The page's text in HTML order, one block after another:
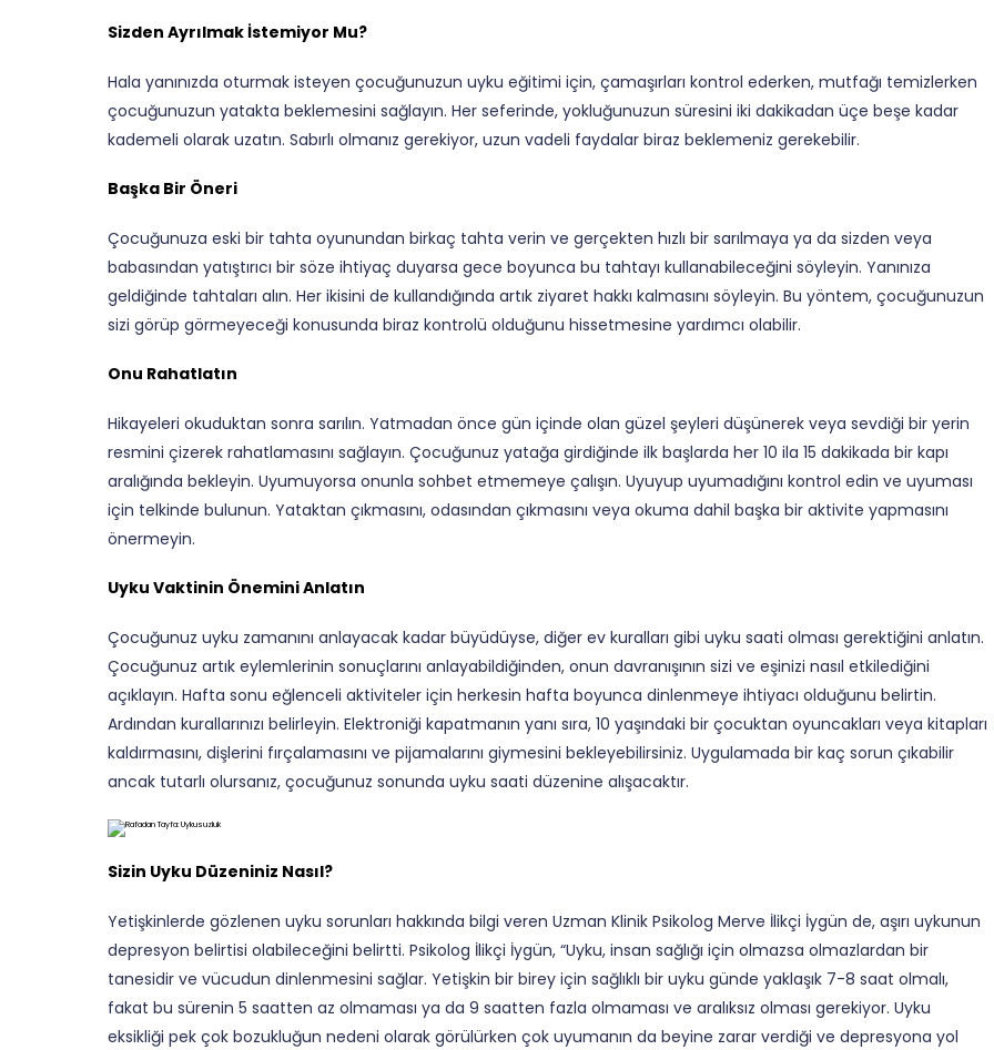
Sizden Ayrılmak İstemiyor Mu?
Hala yanınızda oturmak isteyen çocuğunuzun uyku eğitimi için, çamaşırları kontrol ederken, mutfağı temizlerken
çocuğunuzun yatakta beklemesini sağlayın. Her seferinde, yokluğunuzun süresini iki dakikadan üçe beşe kadar
kademeli olarak uzatın. Sabırlı olmanız gerekiyor, uzun vadeli faydalar biraz beklemeniz gerekebilir.
Başka Bir Öneri
Çocuğunuza eski bir tahta oyunundan birkaç tahta verin ve gerçekten hızlı bir sarılmaya ya da sizden veya
babasından yatıştırıcı bir söze ihtiyaç duyarsa gece boyunca bu tahtayı kullanabileceğini söyleyin. Yanınıza
geldiğinde tahtaları alın. Her ikisini de kullandığında artık ziyaret hakkı kalmasını söyleyin. Bu yöntem, çocuğunuzun
sizi görüp görmeyeceği konusunda biraz kontrolü olduğunu hissetmesine yardımcı olabilir.
Onu Rahatlatın
Hikayeleri okuduktan sonra sarılın. Yatmadan önce gün içinde olan güzel şeyleri düşünerek veya sevdiği bir yerin
resmini çizerek rahatlamasını sağlayın. Çocuğunuz yatağa girdiğinde ilk başlarda her 10 ila 15 dakikada bir kapı
aralığında bekleyin. Uyumuyorsa onunla sohbet etmemeye çalışın. Uyuyup uyumadığını kontrol edin ve uyuması
için telkinde bulunun. Yataktan çıkmasını, odasından çıkmasını veya okuma dahil başka bir aktivite yapmasını
önermeyin.
Uyku Vaktinin Önemini Anlatın
Çocuğunuz uyku zamanını anlayacak kadar büyüdüyse, diğer ev kuralları gibi uyku saati olması gerektiğini anlatın.
Çocuğunuz artık eylemlerinin sonuçlarını anlayabildiğinden, onun davranışının sizi ve eşinizi nasıl etkilediğini
açıklayın. Hafta sonu eğlenceli aktiviteler için herkesin hafta boyunca dinlenmeye ihtiyacı olduğunu belirtin.
Ardından kurallarınızı belirleyin. Elektroniği kapatmanın yanı sıra, 10 yaşındaki bir çocuktan oyuncakları veya kitapları
kaldırmasını, dişlerini fırçalamasını ve pijamalarını giymesini bekleyebilirsiniz. Uygulamada bir kaç sorun çıkabilir
ancak tutarlı olursanız, çocuğunuz sonunda uyku saati düzenine alışacaktır.
Sizin Uyku Düzeniniz Nasıl?
Yetişkinlerde gözlenen uyku sorunları hakkında bilgi veren Uzman Klinik Psikolog Merve İlikçi İygün de, aşırı uykunun
depresyon belirtisi olabileceğini belirtti. Psikolog İlikçi İygün, “Uyku, insan sağlığı için olmazsa olmazlardan bir
tanesidir ve vücudun dinlenmesini sağlar. Yetişkin bir birey için sağlıklı bir uyku günde yaklaşık 7-8 saat olmalı,
fakat bu sürenin 5 saatten az olmaması ya da 9 saatten fazla olmaması ve aralıksız olması gerekiyor. Uyku
eksikliği pek çok bozukluğun nedeni olarak görülürken çok uyumanın da beyine zarar verdiği ve depresyona yol